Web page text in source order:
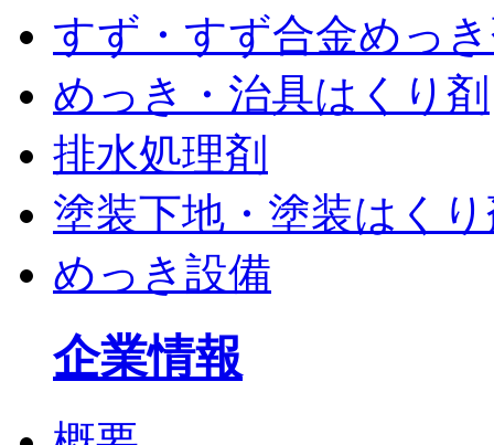
すず・すず合金めっ
めっき・治具はくり剤
排水処理剤
塗装下地・塗装はく
めっき設備
企業情報